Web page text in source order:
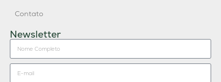
Contato
Newsletter